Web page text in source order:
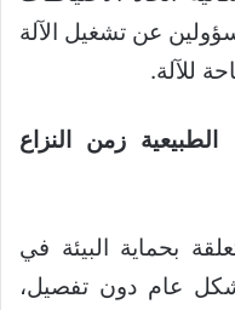
عن تشغيل الآلة
للآلة.
زمن النزاع
بحماية البيئة في
عام دون تفصيل،